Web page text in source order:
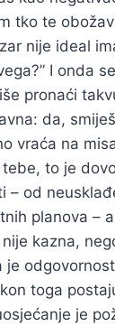
tko te
nije ideal
I onda
pronaći
da,
vraća na
to je
– od
planova –
kazna,
je
toga
je